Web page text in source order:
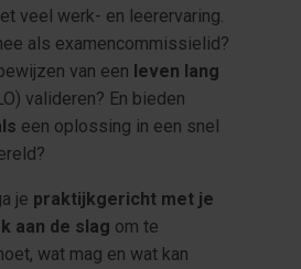
veel werk- en leerervaring.
als examencommissielid?
van een leven lang
valideren? En bieden
een oplossing in een snel
je praktijkgericht met je
aan de slag om te
wat mag en wat kan